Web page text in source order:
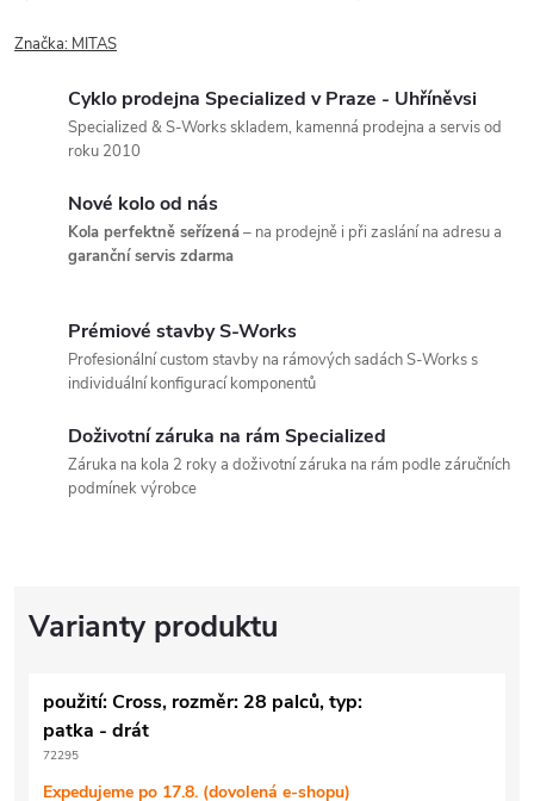
Značka: MITAS
Cyklo prodejna Specialized v Praze - Uhříněvsi
Specialized & S-Works skladem, kamenná prodejna a servis od
roku 2010
Nové kolo od nás
Kola perfektně seřízená– na prodejně i při zaslání na adresu a
garanční servis zdarma
Prémiové stavby S-Works
Profesionální custom stavby na rámových sadách S-Works s
individuální konfigurací komponentů
Doživotní záruka na rám Specialized
Záruka na kola 2 roky a doživotní záruka na rám podle záručních
podmínek výrobce
použití: Cross, rozměr: 28 palců, typ:
patka - drát
72295
Expedujeme po 17.8. (dovolená e-shopu)